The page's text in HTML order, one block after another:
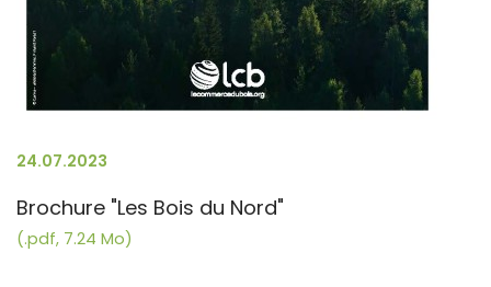
24.07.2023
Brochure "Les Bois du Nord"
(.pdf, 7.24 Mo)